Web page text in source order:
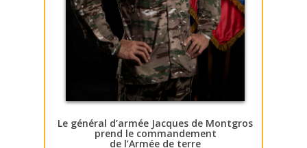
Le général d’armée Jacques de Montgros
prend le commandement
de l’Armée de terre